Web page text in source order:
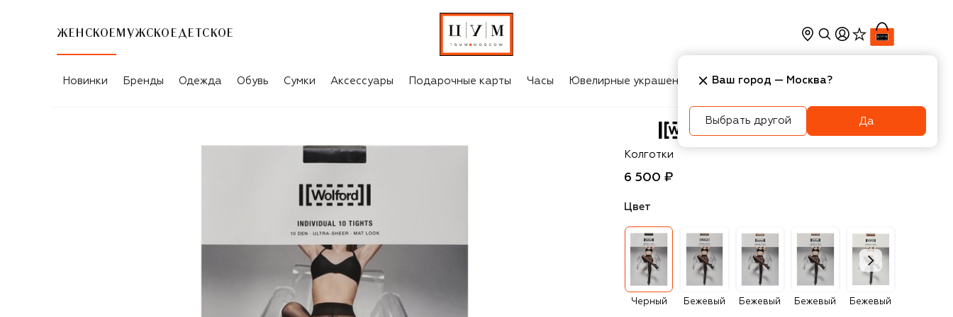
ЖЕНСКОЕ МУЖСКОЕ ДЕТСКОЕ
Новинки Бренды Одежда Обувь Сумки Аксессуары Подарочные карты Часы Ювелирные украшения Косметика Интерьер
Wolford
Колготки
6 500 ₽
Цвет
Черный Бежевый Бежевый Бежевый Бежевый
Ваш город — Москва?
Выбрать другой Да